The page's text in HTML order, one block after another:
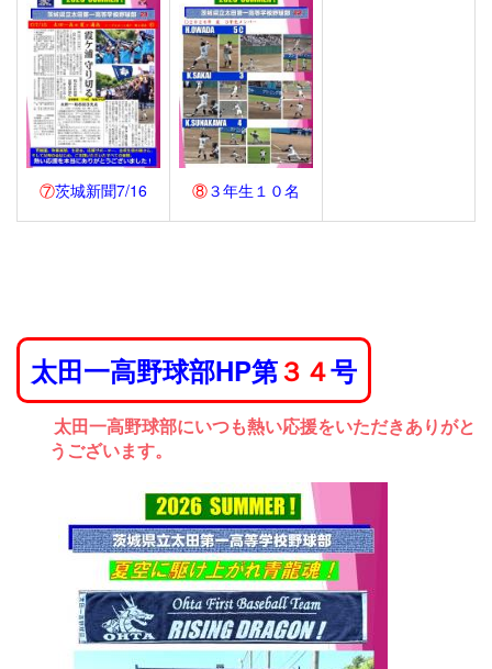
⑦茨城新聞7/16 ⑧３年生１０名
太田一高野球部HP第３４号
太田一高野球部にいつも熱い応援をいただきありがと
うございます。